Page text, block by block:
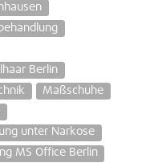
Berlin
Maßschuhe
unter Narkose
MS Office Berlin